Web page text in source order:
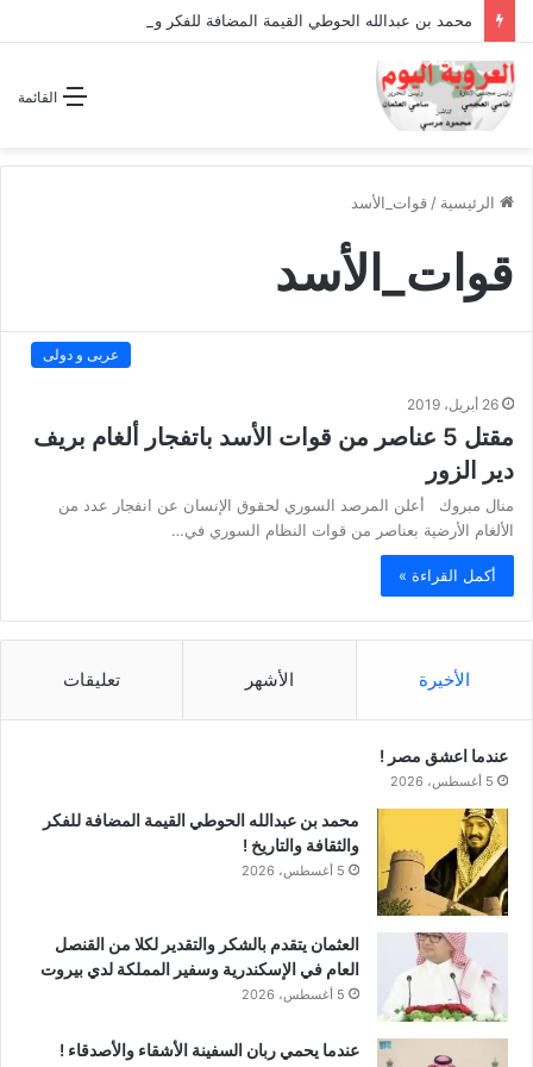
محمد بن عبدالله الحوطي القيمة المضافة للفكر والثقافة والتاريخ !
القائمة
الرئيسية / قوات_الأسد
قوات_الأسد
عربى و دولى
26 أبريل، 2019
مقتل 5 عناصر من قوات الأسد باتفجار ألغام بريف
دير الزور
منال مبروك أعلن المرصد السوري لحقوق الإنسان عن انفجار عدد من
الألغام الأرضية بعناصر من قوات النظام السوري في…
أكمل القراءة »
الأخيرة الأشهر تعليقات
عندما اعشق مصر !
5 أغسطس، 2026
محمد بن عبدالله الحوطي القيمة المضافة للفكر
والثقافة والتاريخ !
5 أغسطس، 2026
العثمان يتقدم بالشكر والتقدير لكلا من القنصل
العام في الإسكندرية وسفير المملكة لدي بيروت
5 أغسطس، 2026
عندما يحمي ربان السفينة الأشقاء والأصدقاء !